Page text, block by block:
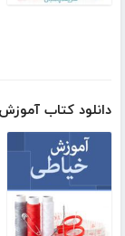
دانلود کتاب